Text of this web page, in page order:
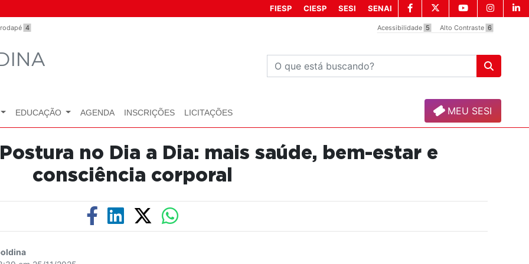
4 Acessibilidade 5 Alto Contraste 6
FIESP CIESP SESI SENAI
EDUCAÇÃO AGENDA INSCRIÇÕES LICITAÇÕES MEU SESI
no Dia a Dia: mais saúde, bem-estar e
consciência corporal